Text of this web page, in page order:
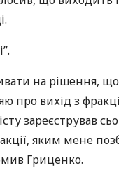
на рішення,
про вихід з
зареєстрував
яким мене
Гриценко.